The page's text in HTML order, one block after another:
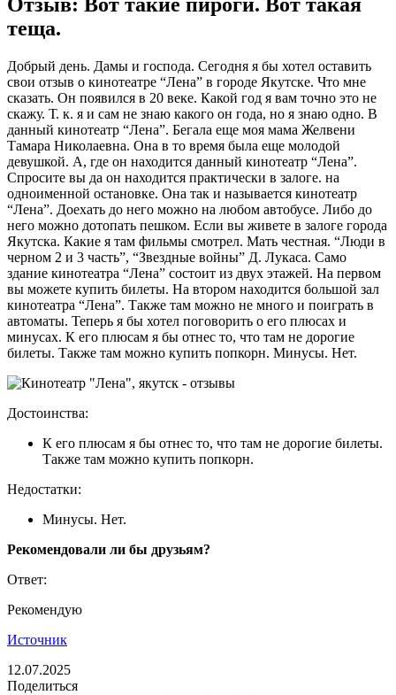
теща.
Добрый день. Дамы и господа. Сегодня я бы хотел оставить
свои отзыв о кинотеатре “Лена” в городе Якутске. Что мне
сказать. Он появился в 20 веке. Какой год я вам точно это не
скажу. Т. к. я и сам не знаю какого он года, но я знаю одно. В
данный кинотеатр “Лена”. Бегала еще моя мама Желвени
Тамара Николаевна. Она в то время была еще молодой
девушкой. А, где он находится данный кинотеатр “Лена”.
Спросите вы да он находится практически в залоге. на
одноименной остановке. Она так и называется кинотеатр
“Лена”. Доехать до него можно на любом автобусе. Либо до
него можно дотопать пешком. Если вы живете в залоге города
Якутска. Какие я там фильмы смотрел. Мать честная. “Люди в
черном 2 и 3 часть”, “Звездные войны” Д. Лукаса. Само
здание кинотеатра “Лена” состоит из двух этажей. На первом
вы можете купить билеты. На втором находится большой зал
кинотеатра “Лена”. Также там можно не много и поиграть в
автоматы. Теперь я бы хотел поговорить о его плюсах и
минусах. К его плюсам я бы отнес то, что там не дорогие
билеты. Также там можно купить попкорн. Минусы. Нет.
Достоинства:
К его плюсам я бы отнес то, что там не дорогие билеты.
Также там можно купить попкорн.
Недостатки:
Минусы. Нет.
Рекомендовали ли бы друзьям?
Ответ:
Рекомендую
Источник
12.07.2025
Поделиться